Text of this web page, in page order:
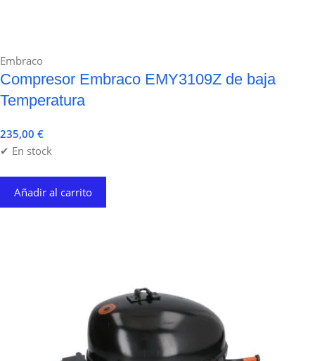
Embraco
Compresor Embraco EMY3109Z de baja
Temperatura
235,00 €
✔ En stock
Añadir al carrito